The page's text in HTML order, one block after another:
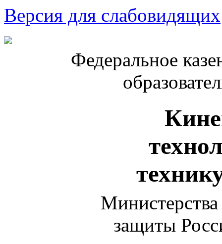
Версия для слабовидящих
Федеральное
защиты